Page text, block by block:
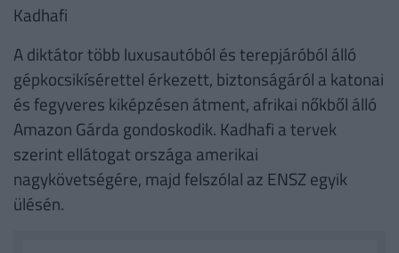
Kadhafi
A diktátor több luxusautóból és terepjáróból álló
gépkocsikísérettel érkezett, biztonságáról a katonai
és fegyveres kiképzésen átment, afrikai nőkből álló
Amazon Gárda gondoskodik. Kadhafi a tervek
szerint ellátogat országa amerikai
nagykövetségére, majd felszólal az ENSZ egyik
ülésén.